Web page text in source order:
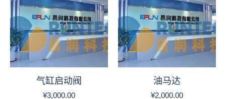
气缸启动阀
¥3,000.00
油马达
¥2,000.00